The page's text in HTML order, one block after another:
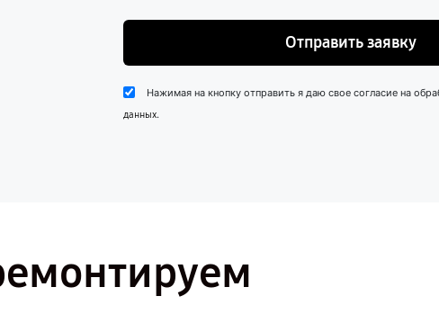
Отправить заявку
Нажимая на кнопку отправить я даю свое согласие на
данных.